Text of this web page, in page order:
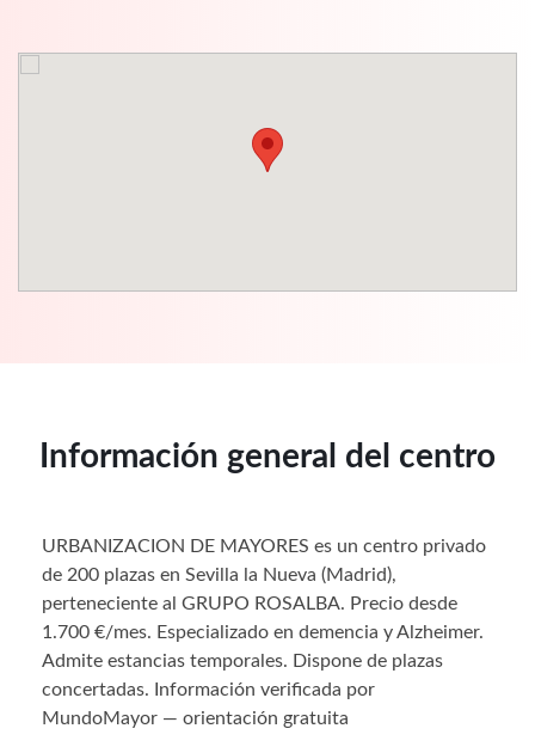
Información general del centro
URBANIZACION DE MAYORES es un centro privado
de 200 plazas en Sevilla la Nueva (Madrid),
perteneciente al GRUPO ROSALBA. Precio desde
1.700 €/mes. Especializado en demencia y Alzheimer.
Admite estancias temporales. Dispone de plazas
concertadas. Información verificada por
MundoMayor — orientación gratuita